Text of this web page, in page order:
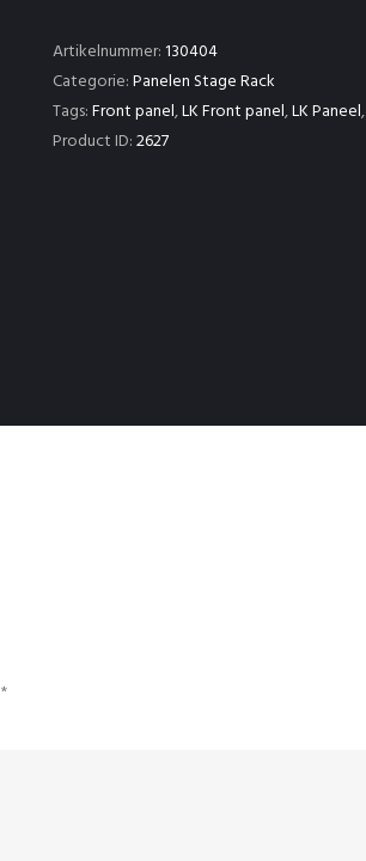
t/m
48
+
LK37
Artikelnummer:130404
Categorie:Panelen Stage Rack
Tags:Front panel,LK Front panel,LK Paneel,
Product ID:2627
*